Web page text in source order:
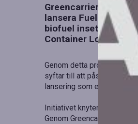
Greencarrier tar ett
lansera Fuel Switch
biofuel insets
Container Load
Genom detta program blir
syftar till att påskynda
lansering som en del av sin
Initiativet knyter samman
Genom Greencarrier Blue